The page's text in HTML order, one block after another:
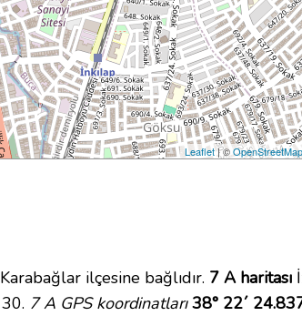
Leaflet| ©OpenStreetMap
ilçesine bağlıdır. 7 A haritası
7 A GPS koordinatları 38° 22´